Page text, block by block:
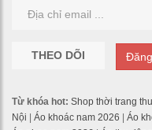
THEO DÕI
Từ khóa hot: Shop thời trang
Nội | Áo khoác nam 2026 | Áo